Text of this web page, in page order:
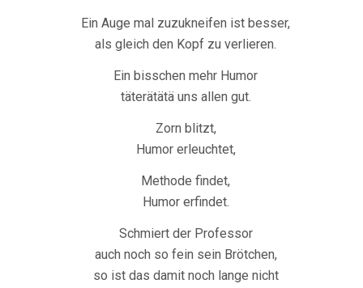
Ein Auge mal zuzukneifen ist besser,
als gleich den Kopf zu verlieren.
Ein bisschen mehr Humor
täterätätä uns allen gut.
Zorn blitzt,
Humor erleuchtet,
Methode findet,
Humor erfindet.
Schmiert der Professor
auch noch so fein sein Brötchen,
so ist das damit noch lange nicht